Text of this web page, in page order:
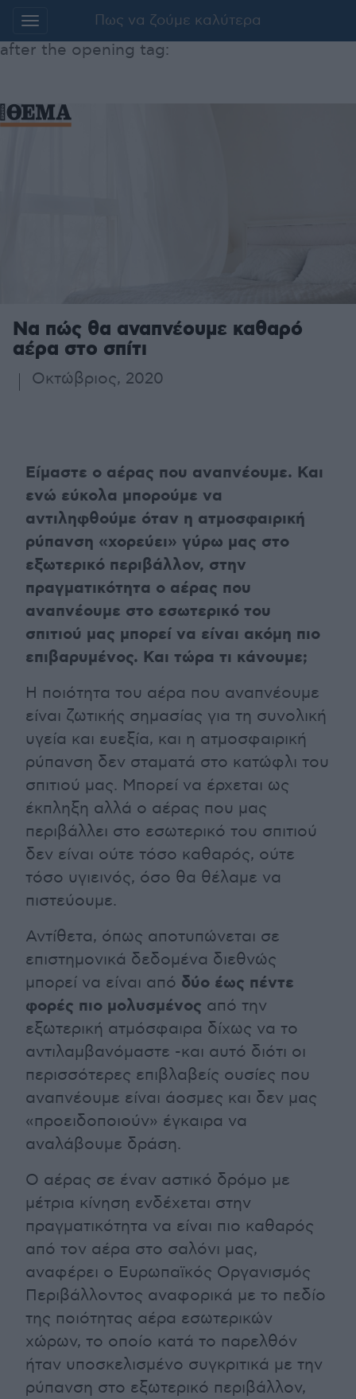
Additionally, paste this code immediately
after the opening tag:
περιεχόμενο
Πως να ζούμε καλύτερα
Να πώς θα αναπνέουμε καθαρό
αέρα στο σπίτι
Οκτώβριος, 2020
Είμαστε ο αέρας που αναπνέουμε. Και
ενώ εύκολα μπορούμε να
αντιληφθούμε όταν η ατμοσφαιρική
ρύπανση «χορεύει» γύρω μας στο
εξωτερικό περιβάλλον, στην
πραγματικότητα ο αέρας που
αναπνέουμε στο εσωτερικό του
σπιτιού μας μπορεί να είναι ακόμη πιο
επιβαρυμένος. Και τώρα τι κάνουμε;
Η ποιότητα του αέρα που αναπνέουμε
είναι ζωτικής σημασίας για τη συνολική
υγεία και ευεξία, και η ατμοσφαιρική
ρύπανση δεν σταματά στο κατώφλι του
σπιτιού μας. Μπορεί να έρχεται ως
έκπληξη αλλά ο αέρας που μας
περιβάλλει στο εσωτερικό του σπιτιού
δεν είναι ούτε τόσο καθαρός, ούτε
τόσο υγιεινός, όσο θα θέλαμε να
πιστεύουμε.
Αντίθετα, όπως αποτυπώνεται σε
επιστημονικά δεδομένα διεθνώς
μπορεί να είναι από δύο έως πέντε
φορές πιο μολυσμένος από την
εξωτερική ατμόσφαιρα δίχως να το
αντιλαμβανόμαστε -και αυτό διότι οι
περισσότερες επιβλαβείς ουσίες που
αναπνέουμε είναι άοσμες και δεν μας
«προειδοποιούν» έγκαιρα να
αναλάβουμε δράση.
Ο αέρας σε έναν αστικό δρόμο με
μέτρια κίνηση ενδέχεται στην
πραγματικότητα να είναι πιο καθαρός
από τον αέρα στο σαλόνι μας,
αναφέρει ο Ευρωπαϊκός Οργανισμός
Περιβάλλοντος αναφορικά με το πεδίο
της ποιότητας αέρα εσωτερικών
χώρων, το οποίο κατά το παρελθόν
ήταν υποσκελισμένο συγκριτικά με την
ρύπανση στο εξωτερικό περιβάλλον,